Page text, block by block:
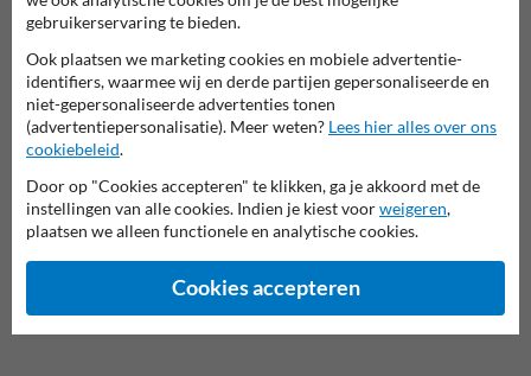
Veiligheidsborden magazijn
en werkplaats
Veiligheidsborden voor
terrein
gebruikerservaring te bieden.
Ook plaatsen we marketing cookies en mobiele advertentie-
identifiers, waarmee wij en derde partijen gepersonaliseerde en
niet-gepersonaliseerde advertenties tonen
(advertentiepersonalisatie). Meer weten? Lees hier alles over ons
cookiebeleid.
Door op "Cookies accepteren" te klikken, ga je akkoord met de
instellingen van alle cookies. Indien je kiest voorweigeren,
plaatsen we alleen functionele en analytische cookies.
Cookies accepteren